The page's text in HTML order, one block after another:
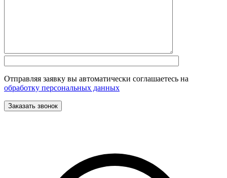
Отправляя заявку вы автоматически соглашаетесь на
обработку персональных данных